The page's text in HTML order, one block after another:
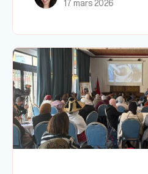
17 mars 2026